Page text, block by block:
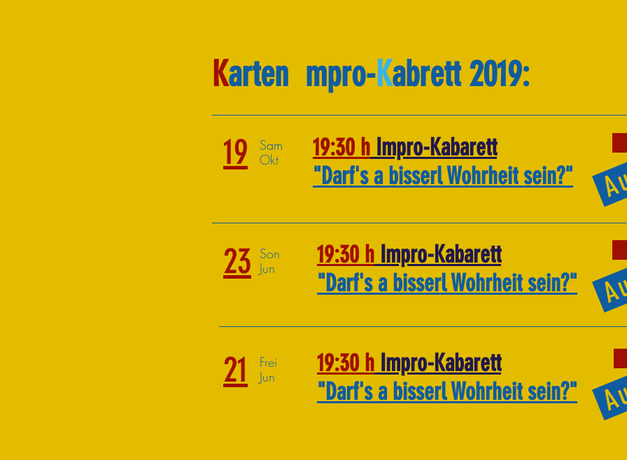
Karten mpro-Kabrett 2019:
19
Sam
Okt
19:30 h Impro-Kabarett
"Darf's a bisserl Wohrheit sein?"
23 Son
Jun
19:30 h Impro-Kabarett
"Darf's a bisserl Wohrheit sein?"
21
Frei
Jun
19:30 h Impro-Kabarett
"Darf's a bisserl Wohrheit sein?"